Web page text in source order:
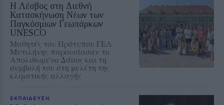
Η Λέσβος στη Διεθνή
Κατασκήνωση Νέων των
Παγκόσμιων Γεωπάρκων
UNESCO
Μαθητές του Πρότυπου ΓΕΛ
Μυτιλήνης παρουσίασαν το
Απολιθωμένο Δάσος και τη
συμβολή του στη μελέτη της
κλιματικής αλλαγής
ΕΚΠΑΙΔΕΥΣΗ